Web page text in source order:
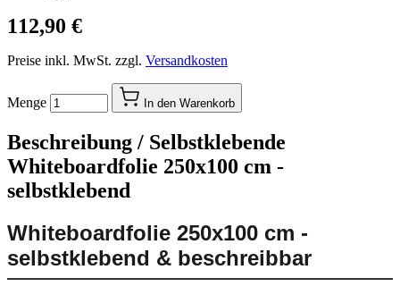
112,90 €
Preise inkl. MwSt. zzgl. Versandkosten
Menge In den Warenkorb
Beschreibung / Selbstklebende
Whiteboardfolie 250x100 cm -
selbstklebend
Whiteboardfolie 250x100 cm -
selbstklebend & beschreibbar